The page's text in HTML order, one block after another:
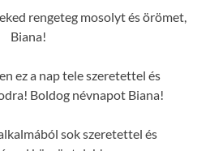
rengeteg mosolyt és örömet,
Biana!
ez a nap tele szeretettel és
Boldog névnapot Biana!
sok szeretettel és